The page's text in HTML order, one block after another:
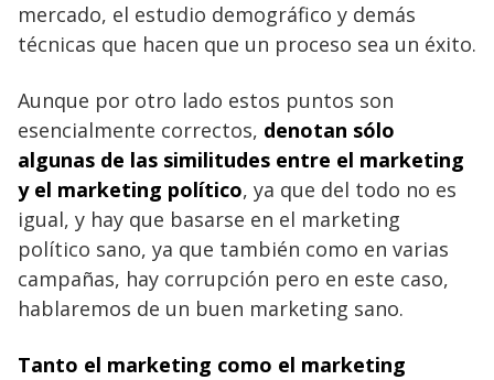
mercado, el estudio demográfico y demás
técnicas que hacen que un proceso sea un éxito.
Aunque por otro lado estos puntos son
esencialmente correctos, denotan sólo
algunas de las similitudes entre el marketing
y el marketing político, ya que del todo no es
igual, y hay que basarse en el marketing
político sano, ya que también como en varias
campañas, hay corrupción pero en este caso,
hablaremos de un buen marketing sano.
Tanto el marketing como el marketing